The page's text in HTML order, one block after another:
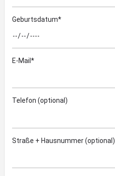
Geburtsdatum*
E-Mail*
Telefon (optional)
Straße + Hausnummer (optional)